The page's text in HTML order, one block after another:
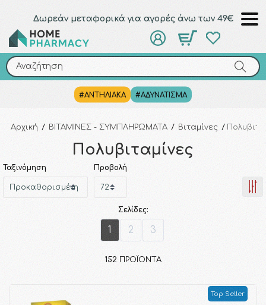
Δωρεάν μεταφορικά για αγορές άνω των 49€
Αναζήτηση
#ΑΝΤΗΛΙΑΚΑ #ΑΔΥΝΑΤΙΣΜΑ
Αναζήτηση
Αρχική / ΒΙΤΑΜΙΝΕΣ - ΣΥΜΠΛΗΡΩΜΑΤΑ / Βιταμίνες /
Πολυβιταμίνες
Ταξινόμηση Προβολή
Σελίδες:
1 2 3
152 ΠΡΟΪΌΝΤΑ
Top Seller